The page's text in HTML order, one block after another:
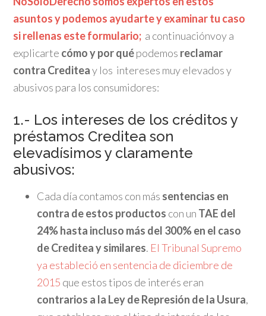
asuntos y podemos ayudarte y examinar tu caso
si rellenas este formulario; a continuaciónvoy a
explicarte cómo y por quépodemos reclamar
contra Crediteay los intereses muy elevados y
abusivos para los consumidores:
1.- Los intereses de los créditos y
préstamos Creditea son
elevadísimos y claramente
abusivos:
Cada día contamos con más sentencias en
contra de estos productos con un TAE del
24% hasta incluso más del 300% en el caso
de Creditea y similares. El Tribunal Supremo
ya estableció en sentencia de diciembre de
2015 que estos tipos de interés eran
contrarios a la Ley de Represión de la Usura,